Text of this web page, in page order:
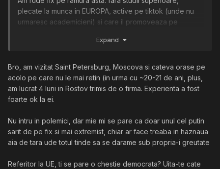
plecate la munca in EUROPA, active pe tiktok (unde nu
urmaresc academicieni) si care il promoveaza pe
Expand
Bro, am vizitat Saint Petersburg, Moscova si cateva orase pe
acolo pe care nu le mai retin (in urma cu ~20-21 de ani, plus,
am lucrat 4 luni in Rostov trimis de o firma. Experienta a fost
foarte ok la ei.
Nu intru in polemici, dar mie mi se pare ca doar unul cel putin
sarit de pe fix si mai extremist, chiar ar face treaba in haznaua
aia de tara ude totul tinde sa se darame sub propria-i greutate
Referitor la UE, ti se pare o chestie democrata? Uita-te cate